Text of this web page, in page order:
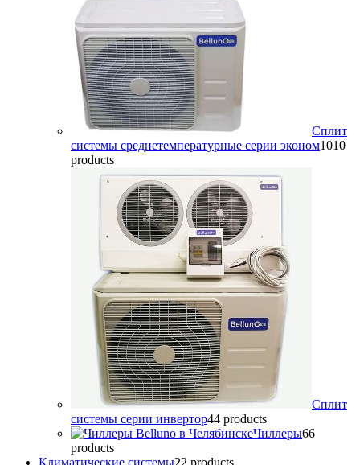
Сплит
системы среднетемпературные серии эконом1010
products
Сплит
системы серии инвертор44 products
Чиллеры66
products